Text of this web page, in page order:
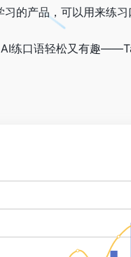
的产品，可以用来练习
练口语轻松又有趣